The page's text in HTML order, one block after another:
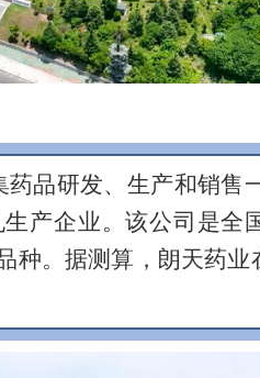
品研发、生产和销
产企业。该公司是全
种。据测算，朗天药